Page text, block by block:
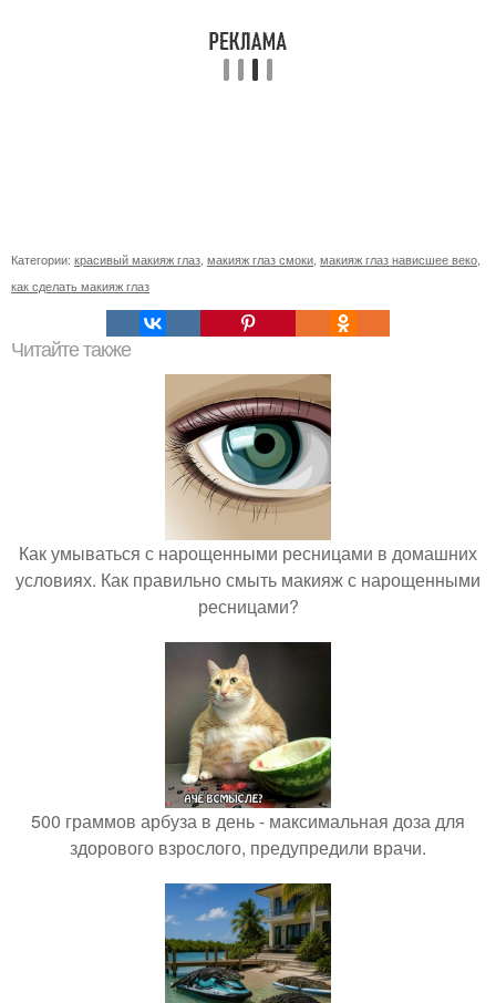
Категории: красивый макияж глаз макияж глаз смоки макияж глаз нависшее веко
как сделать макияж глаз
Читайте также
Как умываться с нарощенными ресницами в домашних
условиях. Как правильно смыть макияж с нарощенными
ресницами?
500 граммов арбуза в день - максимальная доза для
здорового взрослого, предупредили врачи.